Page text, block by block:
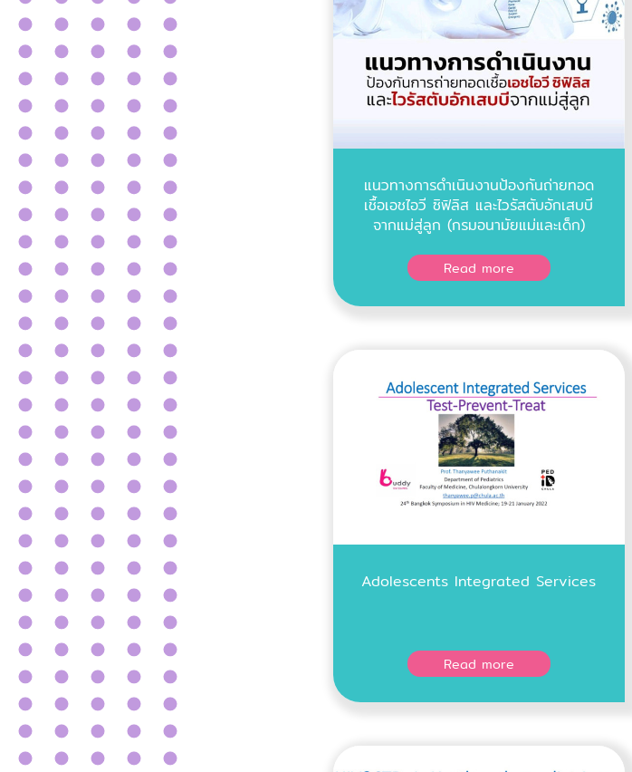
แนวทางการดำเนินงานป้องกันถ่ายทอด
เชื้อเอชไอวี ซิฟิลิส และไวรัสตับอักเสบบี
จากแม่สู่ลูก (กรมอนามัยแม่และเด็ก)
Read more
Adolescents Integrated Services
Read more